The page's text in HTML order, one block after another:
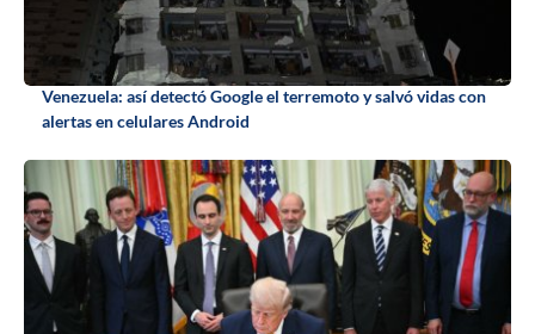
Venezuela: así detectó Google el terremoto y salvó vidas con
alertas en celulares Android